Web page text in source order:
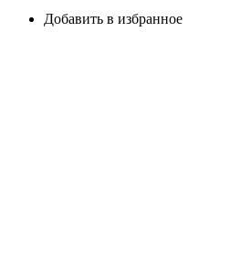
Добавить в избранное